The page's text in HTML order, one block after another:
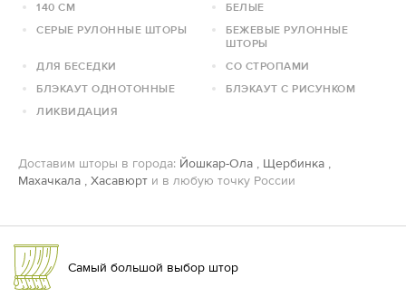
140 СМ
БЕЛЫЕ
СЕРЫЕ РУЛОННЫЕ ШТОРЫ
БЕЖЕВЫЕ РУЛОННЫЕ
ШТОРЫ
ДЛЯ БЕСЕДКИ
СО СТРОПАМИ
БЛЭКАУТ ОДНОТОННЫЕ
БЛЭКАУТ С РИСУНКОМ
ЛИКВИДАЦИЯ
Доставим шторы в города: Йошкар-Ола , Щербинка ,
Махачкала , Хасавюрт и в любую точку России
Самый большой выбор штор